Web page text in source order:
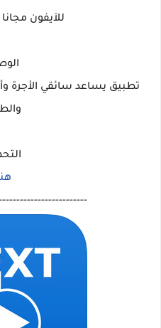
للآيفون
تطبيق يساعد سائقي الأجرة